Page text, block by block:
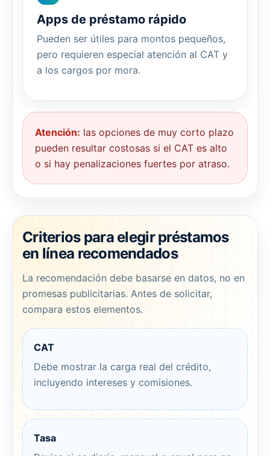
Apps de préstamo rápido
Pueden ser útiles para montos pequeños,
pero requieren especial atención al CAT y
a los cargos por mora.
Atención: las opciones de muy corto plazo
pueden resultar costosas si el CAT es alto
o si hay penalizaciones fuertes por atraso.
Criterios para elegir préstamos
en línea recomendados
La recomendación debe basarse en datos, no en
promesas publicitarias. Antes de solicitar,
compara estos elementos.
CAT
Debe mostrar la carga real del crédito,
incluyendo intereses y comisiones.
Tasa